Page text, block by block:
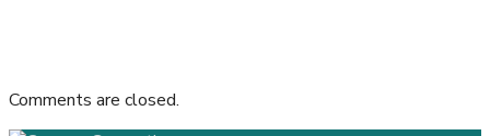
Comments are closed.